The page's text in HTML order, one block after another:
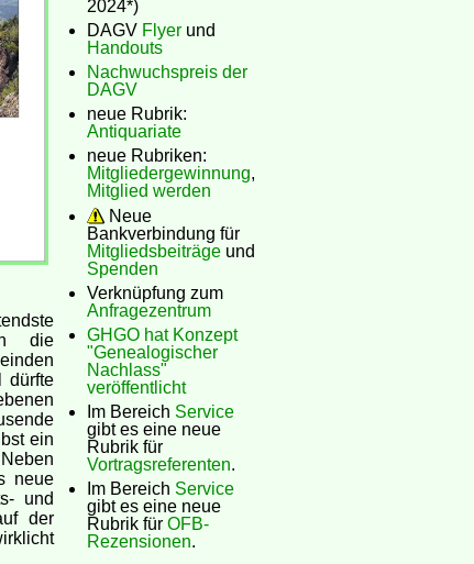
2024*)
DAGV Flyer und
Handouts
Nachwuchspreis der
DAGV
neue Rubrik:
Antiquariate
neue Rubriken:
Mitgliedergewinnung,
Mitglied werden
Neue
Bankverbindung für
Mitgliedsbeiträge und
Spenden
Verknüpfung zum
Anfragezentrum
GHGO hat Konzept
"Genealogischer
Nachlass"
veröffentlicht
Im Bereich Service
gibt es eine neue
Rubrik für
Vortragsreferenten.
Im Bereich Service
gibt es eine neue
Rubrik für OFB-
Rezensionen.
die
dürfte
ein
neue
und
der